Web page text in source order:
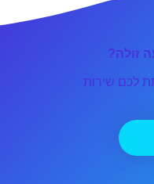
זולה?
לכם שירות